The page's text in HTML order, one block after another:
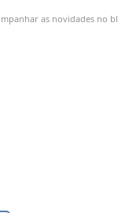
as novidades no